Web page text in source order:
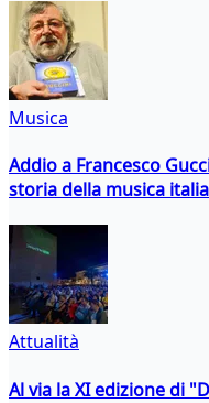
Musica
Addio a Francesco
storia della musica
Attualità
Al via la XI edizione di